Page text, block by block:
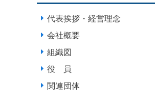
代表挨拶・経営理念
会社概要
組織図
役 員
関連団体